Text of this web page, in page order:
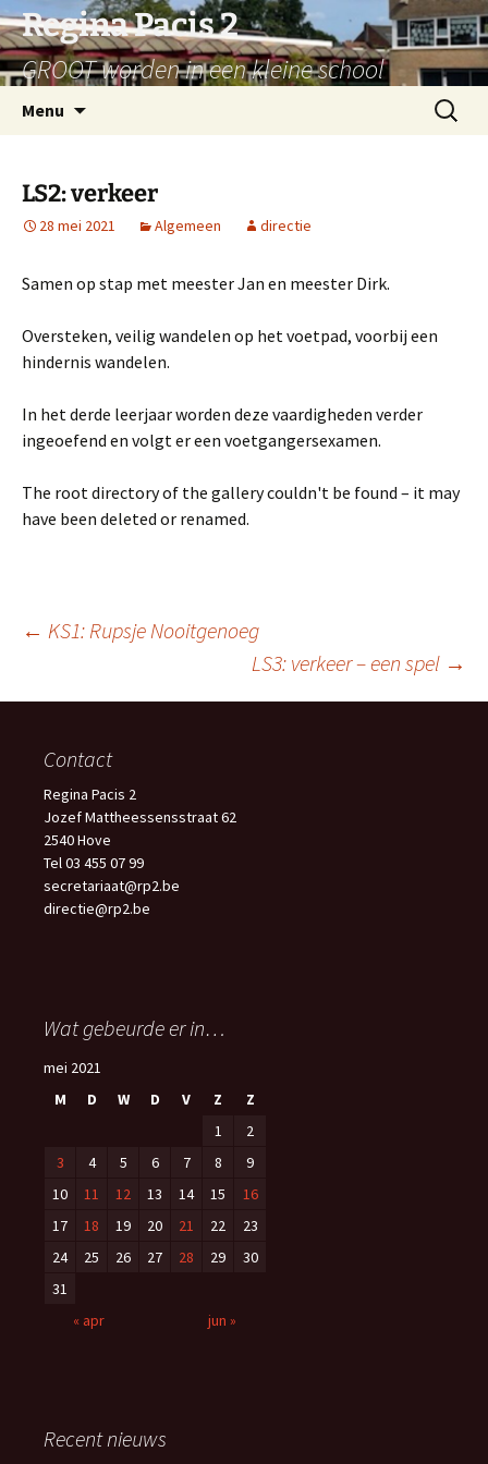
Ga
naar
de
inhoud
Regina Pacis 2
GROOT worden in een kleine school
Menu
Zoeken
naar:
LS2: verkeer
28 mei 2021 Algemeen directie
Samen op stap met meester Jan en meester Dirk.
Oversteken, veilig wandelen op het voetpad, voorbij een
hindernis wandelen.
In het derde leerjaar worden deze vaardigheden verder
ingeoefend en volgt er een voetgangersexamen.
The root directory of the gallery couldn't be found – it may
have been deleted or renamed.
Berichtnavigatie
← KS1: Rupsje Nooitgenoeg
LS3: verkeer – een spel →
Contact
Regina Pacis 2
Jozef Mattheessensstraat 62
2540 Hove
Tel 03 455 07 99
secretariaat@rp2.be
directie@rp2.be
Wat gebeurde er in…
mei 2021
M
D W D V Z
Z
1
2
3
4 5 6 7 8
9
10
11 12 13 14 15
16
17
18 19 20 21 22
23
24
25 26 27 28 29
30
31
« apr
jun »
Recent nieuws